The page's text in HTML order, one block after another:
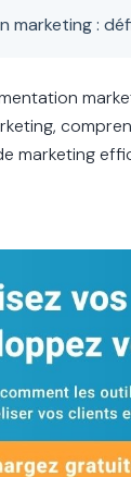
marketing :
marketing